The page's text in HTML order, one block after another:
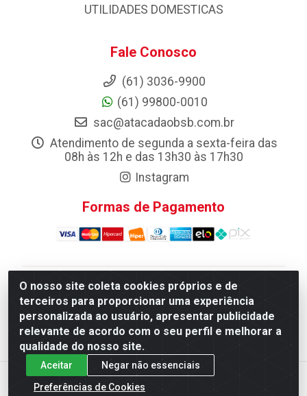
O nosso site coleta cookies próprios e de
terceiros para proporcionar uma experiência
personalizada ao usuário, apresentar publicidade
relevante de acordo com o seu perfil e melhorar a
qualidade do nosso site.
Aceitar
Negar não essenciais
Preferências de Cookies
UTILIDADES DOMESTICAS
Fale Conosco
(61) 3036-9900
(61) 99800-0010
sac@atacadaobsb.com.br
Atendimento de segunda a sexta-feira das
08h às 12h e das 13h30 às 17h30
Instagram
Formas de Pagamento
Atacadao da Limpeza F. Pereira Queiroz Comercio e
Distribuicao LTDA - Quadra Qi 10 Lotes 39 e, 41 - Setor
Industrial (Taguatinga), Brasília/DF - CEP 72.135-100 -
CNPJ 13.184.675/0001-80